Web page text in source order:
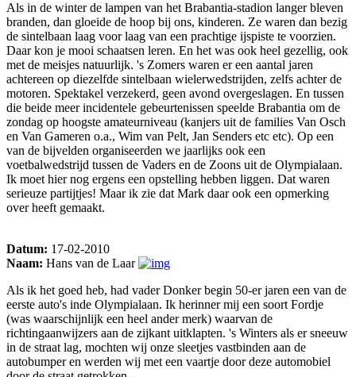
Als in de winter de lampen van het Brabantia-stadion langer bleven
branden, dan gloeide de hoop bij ons, kinderen. Ze waren dan bezig
de sintelbaan laag voor laag van een prachtige ijspiste te voorzien.
Daar kon je mooi schaatsen leren. En het was ook heel gezellig, ook
met de meisjes natuurlijk. 's Zomers waren er een aantal jaren
achtereen op diezelfde sintelbaan wielerwedstrijden, zelfs achter de
motoren. Spektakel verzekerd, geen avond overgeslagen. En tussen
die beide meer incidentele gebeurtenissen speelde Brabantia om de
zondag op hoogste amateurniveau (kanjers uit de families Van Osch
en Van Gameren o.a., Wim van Pelt, Jan Senders etc etc). Op een
van de bijvelden organiseerden we jaarlijks ook een
voetbalwedstrijd tussen de Vaders en de Zoons uit de Olympialaan.
Ik moet hier nog ergens een opstelling hebben liggen. Dat waren
serieuze partijtjes! Maar ik zie dat Mark daar ook een opmerking
over heeft gemaakt.
Datum: 17-02-2010
Naam: Hans van de Laar
Als ik het goed heb, had vader Donker begin 50-er jaren een van de
eerste auto's inde Olympialaan. Ik herinner mij een soort Fordje
(was waarschijnlijk een heel ander merk) waarvan de
richtingaanwijzers aan de zijkant uitklapten. 's Winters als er sneeuw
in de straat lag, mochten wij onze sleetjes vastbinden aan de
autobumper en werden wij met een vaartje door deze automobiel